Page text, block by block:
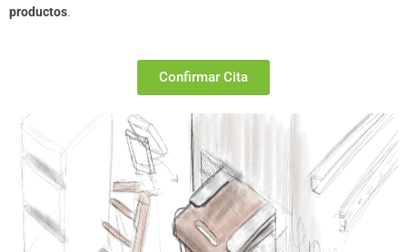
productos.
Confirmar Cita